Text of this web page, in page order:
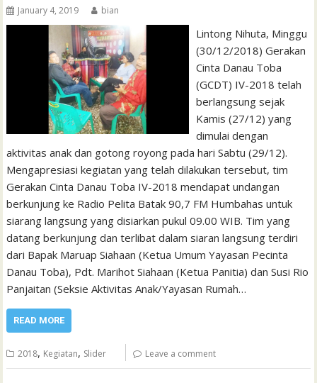
January 4, 2019 bian
Lintong Nihuta, Minggu
(30/12/2018) Gerakan
Cinta Danau Toba
(GCDT) IV-2018 telah
berlangsung sejak
Kamis (27/12) yang
dimulai dengan
aktivitas anak dan gotong royong pada hari Sabtu (29/12).
Mengapresiasi kegiatan yang telah dilakukan tersebut, tim
Gerakan Cinta Danau Toba IV-2018 mendapat undangan
berkunjung ke Radio Pelita Batak 90,7 FM Humbahas untuk
siarang langsung yang disiarkan pukul 09.00 WIB. Tim yang
datang berkunjung dan terlibat dalam siaran langsung terdiri
dari Bapak Maruap Siahaan (Ketua Umum Yayasan Pecinta
Danau Toba), Pdt. Marihot Siahaan (Ketua Panitia) dan Susi Rio
Panjaitan (Seksie Aktivitas Anak/Yayasan Rumah…
READ MORE
2018, Kegiatan, Slider Leave a comment